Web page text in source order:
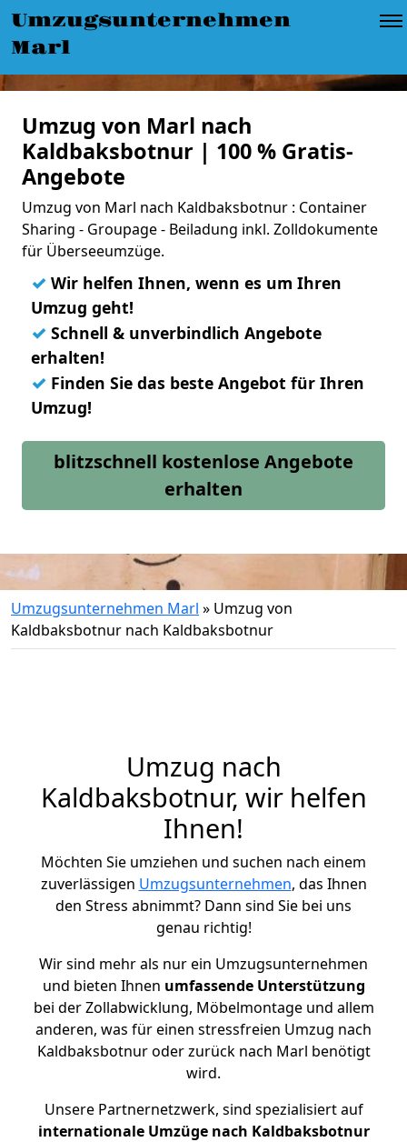
Umzugsunternehmen
Marl
Umzug von Marl nach
Kaldbaksbotnur | 100 % Gratis-
Angebote
Umzug von Marl nach Kaldbaksbotnur : Container
Sharing - Groupage - Beiladung inkl. Zolldokumente
für Überseeumzüge.
✓ Wir helfen Ihnen, wenn es um Ihren
Umzug geht!
✓ Schnell & unverbindlich Angebote
erhalten!
✓ Finden Sie das beste Angebot für Ihren
Umzug!
blitzschnell kostenlose Angebote
erhalten
Umzugsunternehmen Marl » Umzug von
Kaldbaksbotnur nach Kaldbaksbotnur
Umzug nach
Kaldbaksbotnur, wir helfen
Ihnen!
Möchten Sie umziehen und suchen nach einem
zuverlässigen Umzugsunternehmen, das Ihnen
den Stress abnimmt? Dann sind Sie bei uns
genau richtig!
Wir sind mehr als nur ein Umzugsunternehmen
und bieten Ihnen umfassende Unterstützung
bei der Zollabwicklung, Möbelmontage und allem
anderen, was für einen stressfreien Umzug nach
Kaldbaksbotnur oder zurück nach Marl benötigt
wird.
Unsere Partnernetzwerk, sind spezialisiert auf
internationale Umzüge nach Kaldbaksbotnur